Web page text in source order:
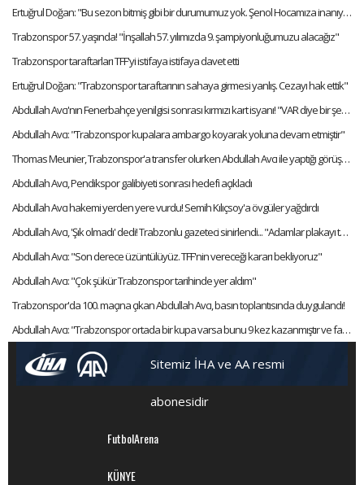
Ertuğrul Doğan: "Bu sezon bitmiş gibi bir durumumuz yok. Şenol Hocamıza inanıyorum"
Trabzonspor 57. yaşında! "İnşallah 57. yılımızda 9. şampiyonluğumuzu alacağız"
Trabzonspor taraftarları TFF'yi istifaya istifaya davet etti
Ertuğrul Doğan: "Trabzonspor taraftarının sahaya girmesi yanlış. Cezayı hak ettik"
Abdullah Avcı'nın Fenerbahçe yenilgisi sonrası kırmızı kart isyanı! "VAR diye bir şey var artık"
Abdullah Avcı: "Trabzonspor kupalara ambargo koyarak yoluna devam etmiştir"
Thomas Meunier, Trabzonspor'a transfer olurken Abdullah Avcı ile yaptığı görüşmeyi anlattı:
Abdullah Avcı, Pendikspor galibiyeti sonrası hedefi açıkladı
Abdullah Avcı hakemi yerden yere vurdu! Semih Kılıçsoy'a övgüler yağdırdı
Abdullah Avcı, 'Şık olmadı' dedi! Trabzonlu gazeteci sinirlendi... "Adamlar plakayı taktı hocam"
Abdullah Avcı: "Son derece üzüntülüyüz. TFF'nin vereceği kararı bekliyoruz"
Abdullah Avcı: "Çok şükür Trabzonspor tarihinde yer aldım"
Trabzonspor'da 100. maçına çıkan Abdullah Avcı, basın toplantısında duygulandı!
Abdullah Avcı: "Trabzonspor ortada bir kupa varsa bunu 9 kez kazanmıştır ve favorisidir"
Sitemiz İHA ve AA resmi
abonesidir
FutbolArena
KÜNYE